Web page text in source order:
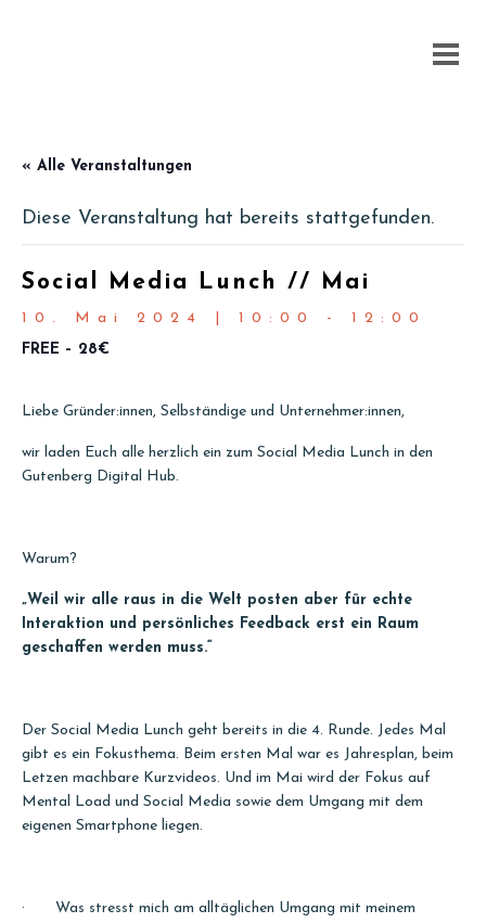
« Alle Veranstaltungen
Diese Veranstaltung hat bereits stattgefunden.
Social Media Lunch // Mai
10. Mai 2024 | 10:00 - 12:00
FREE – 28€
Liebe Gründer:innen, Selbständige und Unternehmer:innen,
wir laden Euch alle herzlich ein zum Social Media Lunch in den
Gutenberg Digital Hub.
Warum?
„Weil wir alle raus in die Welt posten aber für echte
Interaktion und persönliches Feedback erst ein Raum
geschaffen werden muss.“
Der Social Media Lunch geht bereits in die 4. Runde. Jedes Mal
gibt es ein Fokusthema. Beim ersten Mal war es Jahresplan, beim
Letzen machbare Kurzvideos. Und im Mai wird der Fokus auf
Mental Load und Social Media sowie dem Umgang mit dem
eigenen Smartphone liegen.
· Was stresst mich am alltäglichen Umgang mit meinem